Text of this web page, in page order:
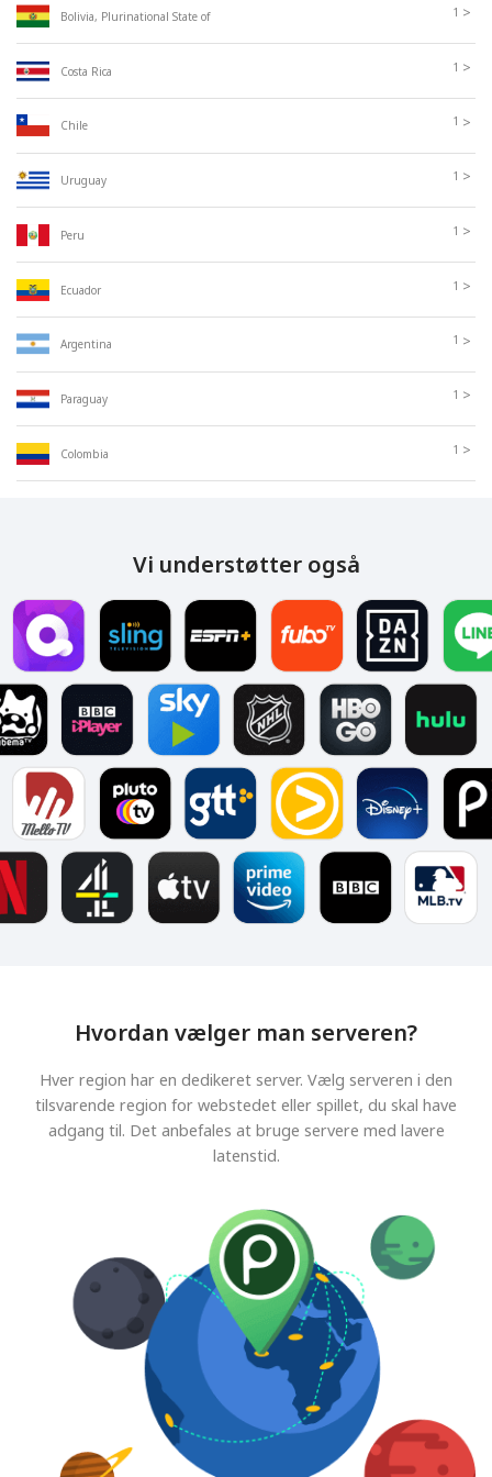
Bolivia, Plurinational State of 1 >
Costa Rica 1 >
Chile 1 >
Uruguay 1 >
Peru 1 >
Ecuador 1 >
Argentina 1 >
Paraguay 1 >
Colombia 1 >
Vi understøtter også
Hvordan vælger man serveren?
Hver region har en dedikeret server. Vælg serveren i den
tilsvarende region for webstedet eller spillet, du skal have
adgang til. Det anbefales at bruge servere med lavere
latenstid.